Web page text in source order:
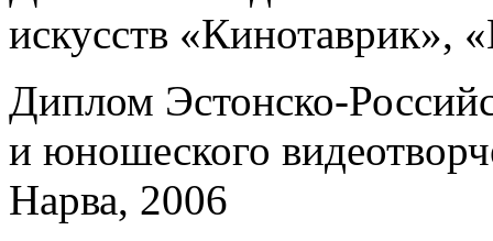
искусств «Кинотаврик»,
Диплом Эстонско-
и юношеского
Нарва, 2006